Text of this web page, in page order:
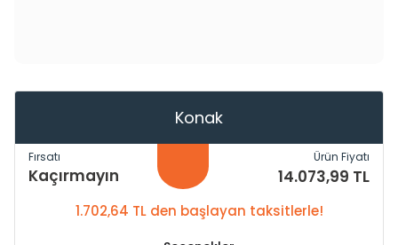
Konak
Fırsatı
Kaçırmayın
Ürün Fiyatı
14.073,99 TL
1.702,64 TL den başlayan taksitlerle!